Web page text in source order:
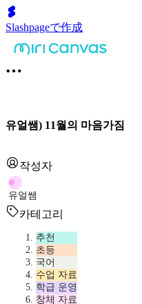
Slashpageで作成
유얼쌤) 11월의 마음가짐
작성자
유
유얼쌤
카테고리
추천
초등
국어
수업 자료
학급 운영
창체 자료